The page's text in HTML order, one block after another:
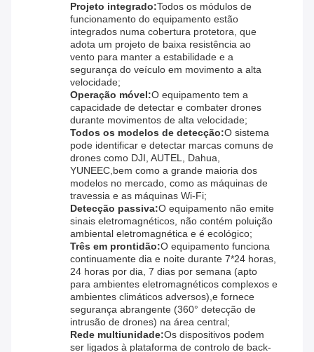
Projeto integrado:Todos os módulos de
funcionamento do equipamento estão
integrados numa cobertura protetora, que
adota um projeto de baixa resistência ao
vento para manter a estabilidade e a
segurança do veículo em movimento a alta
velocidade;
Operação móvel:O equipamento tem a
capacidade de detectar e combater drones
durante movimentos de alta velocidade;
Todos os modelos de detecção:O sistema
pode identificar e detectar marcas comuns de
drones como DJI, AUTEL, Dahua,
YUNEEC,bem como a grande maioria dos
modelos no mercado, como as máquinas de
travessia e as máquinas Wi-Fi;
Detecção passiva:O equipamento não emite
sinais eletromagnéticos, não contém poluição
ambiental eletromagnética e é ecológico;
Três em prontidão:O equipamento funciona
continuamente dia e noite durante 7*24 horas,
24 horas por dia, 7 dias por semana (apto
para ambientes eletromagnéticos complexos e
ambientes climáticos adversos),e fornece
segurança abrangente (360° detecção de
intrusão de drones) na área central;
Rede multiunidade:Os dispositivos podem
ser ligados à plataforma de controlo de back-